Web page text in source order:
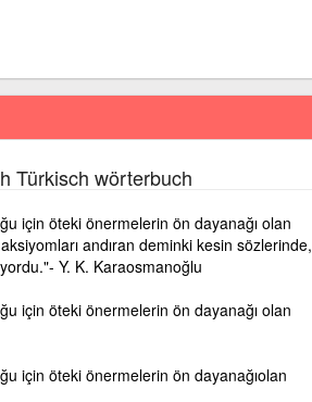
Türkisch wörterbuch
için öteki önermelerin ön dayanağı olan
andıran deminki kesin sözlerinde,
Y. K. Karaosmanoğlu
için öteki önermelerin ön dayanağı olan
için öteki önermelerin ön dayanağıolan